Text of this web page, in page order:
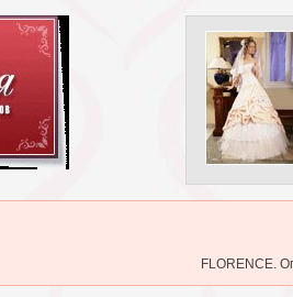
FLORENCE.